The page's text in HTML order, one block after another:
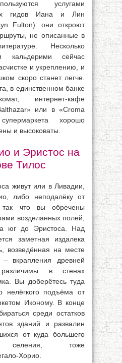
услугами
гидов Иана и Лин
Fulton): они откроют
не описанные в
Несколько
кальдерими сейчас
и укреплению, и
скоро станет легче.
в единственном банке
интернет-кафе
или в «Croma
хорошо
и высоковаты.
и Эристос на
Тилос
живут или в Ливадии,
либо неподалёку от
так что вы обречены
возделанных полей,
юг до Эристоса. Над
заметная издалека
возведённая на месте
– вкрапления древней
в стенах
Вы доберётесь туда
нелёгкого подъёма от
Иконому. В конце
среди остатков
зданий и развалин
от куда большего
селения, тоже
Хорио.